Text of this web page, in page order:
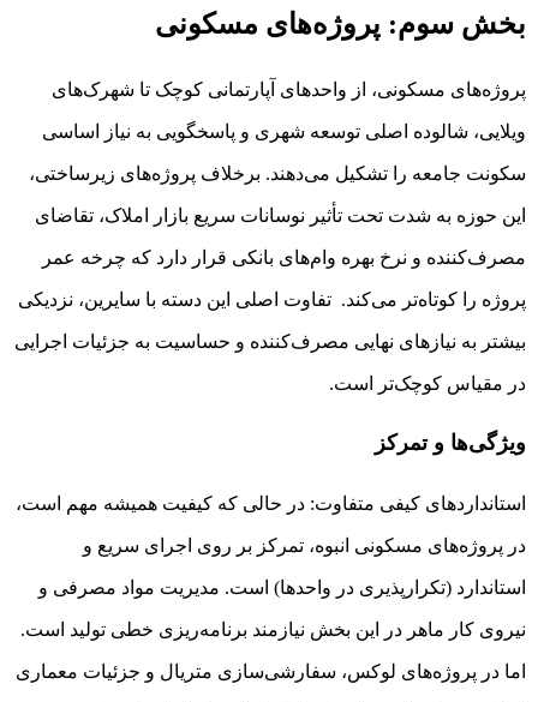
بخش سوم: پروژه‌های مسکونی
پروژه‌های مسکونی، از واحدهای آپارتمانی کوچک تا شهرک‌های
ویلایی، شالوده اصلی توسعه شهری و پاسخگویی به نیاز اساسی
سکونت جامعه را تشکیل می‌دهند. برخلاف پروژه‌های زیرساختی،
این حوزه به شدت تحت تأثیر نوسانات سریع بازار املاک، تقاضای
مصرف‌کننده و نرخ بهره وام‌های بانکی قرار دارد که چرخه عمر
پروژه را کوتاه‌تر می‌کند. تفاوت اصلی این دسته با سایرین، نزدیکی
بیشتر به نیازهای نهایی مصرف‌کننده و حساسیت به جزئیات اجرایی
در مقیاس کوچک‌تر است.
ویژگی‌ها و تمرکز
استانداردهای کیفی متفاوت: در حالی که کیفیت همیشه مهم است،
در پروژه‌های مسکونی انبوه، تمرکز بر روی اجرای سریع و
استاندارد (تکرارپذیری در واحدها) است. مدیریت مواد مصرفی و
نیروی کار ماهر در این بخش نیازمند برنامه‌ریزی خطی تولید است.
اما در پروژه‌های لوکس، سفارشی‌سازی متریال و جزئیات معماری